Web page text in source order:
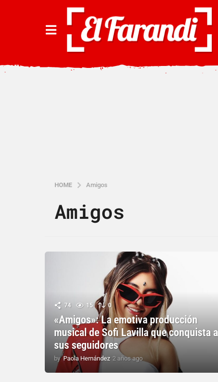
HOME Amigos
Amigos
74 15 0
«Amigos»: La emotiva producción
musical de Sofi Lavilla que conquista a
sus seguidores
by Paola Hernández 2 años ago2